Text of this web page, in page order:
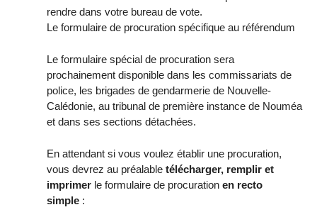
rendre dans votre bureau de vote.
Le formulaire de procuration spécifique au référendum
Le formulaire spécial de procuration sera
prochainement disponible dans les commissariats de
police, les brigades de gendarmerie de Nouvelle-
Calédonie, au tribunal de première instance de Nouméa
et dans ses sections détachées.
En attendant si vous voulez établir une procuration,
vous devrez au préalable télécharger, remplir et
imprimerle formulaire de procuration en recto
simple: